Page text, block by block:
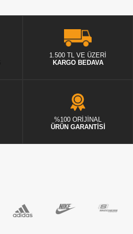
1.500 TL VE ÜZERİ
KARGO BEDAVA
%100 ORİJİNAL
ÜRÜN GARANTİSİ